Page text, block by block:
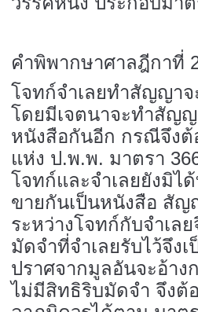
คำพิพากษาศาลฎีกาที่
โจทก์จำเลยทำสัญญา
โดยมีเจตนาจะทำสัญ
หนังสือกันอีก กรณีจึง
แห่ง ป.พ.พ. มาตรา
โจทก์และจำเลยยังมิไ
ขายกันเป็นหนังสือ สัญ
ระหว่างโจทก์กับจำเล
มัดจำที่จำเลยรับไว้จึง
ปราศจากมูลอันจะอ้าง
ไม่มีสิทธิริบมัดจำ จึงต้